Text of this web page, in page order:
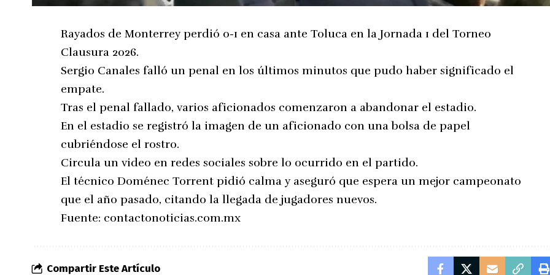
Rayados de Monterrey perdió 0-1 en casa ante Toluca en la Jornada 1 del Torneo
Clausura 2026.
Sergio Canales falló un penal en los últimos minutos que pudo haber significado el
empate.
Tras el penal fallado, varios aficionados comenzaron a abandonar el estadio.
En el estadio se registró la imagen de un aficionado con una bolsa de papel
cubriéndose el rostro.
Circula un video en redes sociales sobre lo ocurrido en el partido.
El técnico Doménec Torrent pidió calma y aseguró que espera un mejor campeonato
que el año pasado, citando la llegada de jugadores nuevos.
Fuente: contactonoticias.com.mx
Compartir Este Artículo